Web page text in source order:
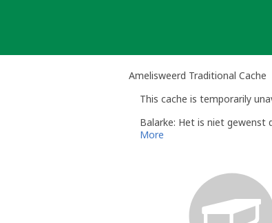
Amelisweerd Traditional Cache
This cache is temporarily
Balarke: Het is niet gewenst
More